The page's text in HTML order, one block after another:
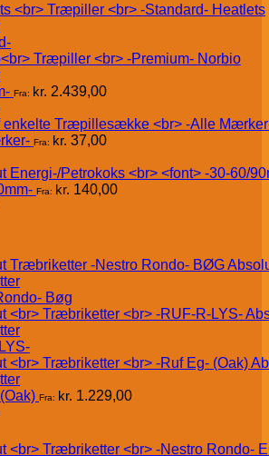
Heatlets
Norbio
Fra: kr. 2.439,00
Fra: kr. 37,00
Fra: kr. 140,00
Bøg
Fra: kr. 1.229,00